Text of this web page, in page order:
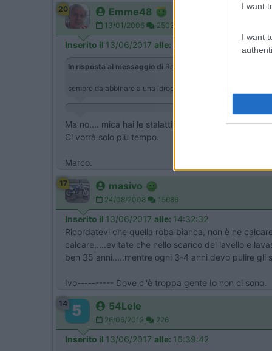
I want
I want
20 Emme48
13/01/2006 25034
Inserito il 13/06/2017 alle:
In risposta al messaggio di Roca
sempre da abbinare a una idropulitrice ? reggerà 120 bar
Ma no.... mica hai le stalattiti, basta il rubinetto
Ci vorrà solo più tempo.
Marco.
17 masivo
24/08/2008 15686
Inserito il 13/06/2017 alle: 14:32:32
Ricordatevi che quella roba bianca, non è ne
calcare,....evitate che nello scarico del lavello e
ben 35 anni.....mentre ogni 3-4 anni devo pulire gli
Ivo---------- Dove c''è troppa gente Io non ci sono.
14 54Lele
26/06/2012 226
Inserito il 13/06/2017 alle: 16:39:42